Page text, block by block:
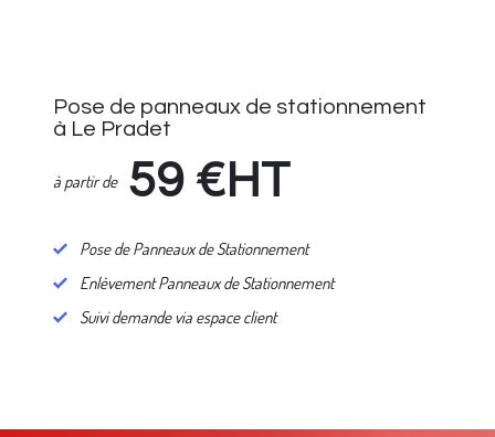
Pose de panneaux de stationnement
à Le Pradet
à partir de 59 €HT
Pose de Panneaux de Stationnement
Enlèvement Panneaux de Stationnement
Suivi demande via espace client